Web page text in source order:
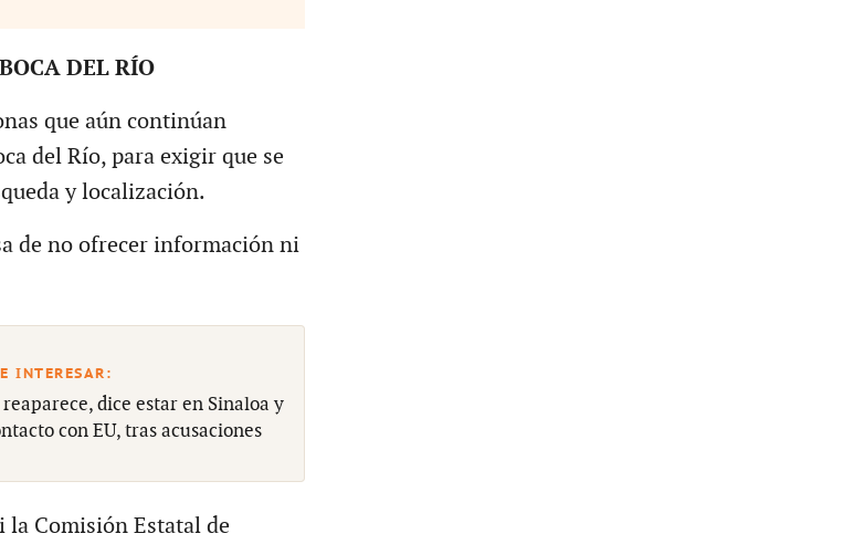
DEL RÍO
que aún continúan
del Río, para exigir que se
y localización.
de no ofrecer información ni
dice estar en Sinaloa y
con EU, tras acusaciones
la Comisión Estatal de